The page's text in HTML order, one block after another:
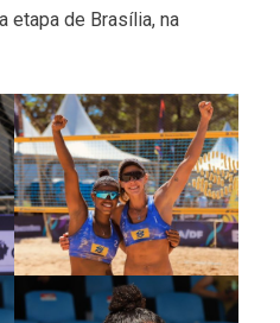
etapa de Brasília, na